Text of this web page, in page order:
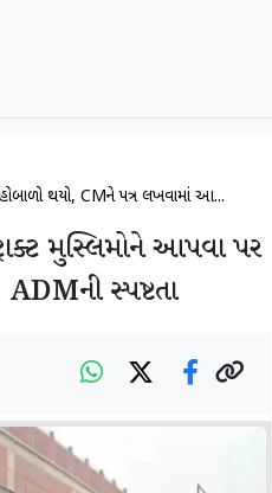
હોબાળો થયો, CMને પત્ર લખવામાં આ...
મુસ્લિમોને આપવા પર
સ્પષ્ટતા